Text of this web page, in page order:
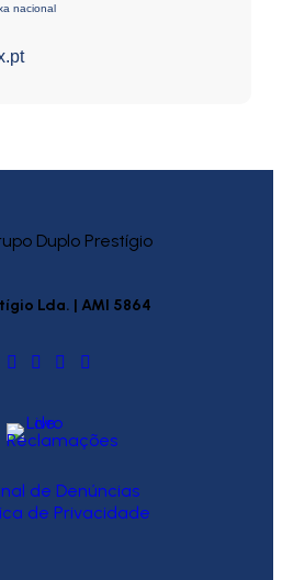
nacional
Lda. | AMI 5864
de Denúncias
de Privacidade